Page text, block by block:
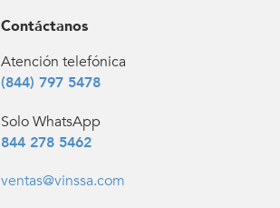
Contáctanos
Atención telefónica
(844) 797 5478
Solo WhatsApp
844 278 5462
ventas@vinssa.com